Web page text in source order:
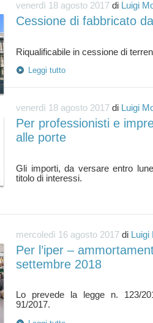
venerdì 18 agosto 2017 di Luigi
Cessione di fabbricato
Leggi tutto
venerdì 18 agosto 2017 di Luigi
Per professionisti e
alle porte
Gli importi, da versare entro
mercoledì 16 agosto 2017 di Luigi
Per l’iper –
settembre 2018
Lo prevede la legge n. 123/